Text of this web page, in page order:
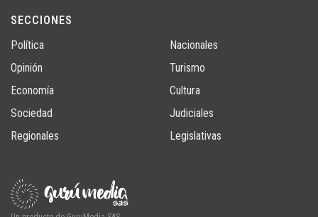
SECCIONES
Política
Opinión
Economía
Sociedad
Regionales
Nacionales
Turismo
Cultura
Judiciales
Legislativas